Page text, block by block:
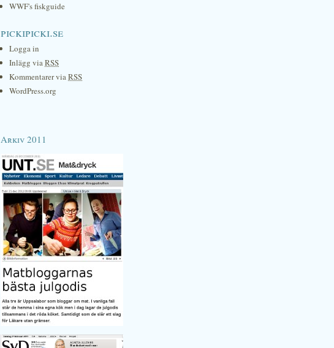
WWF's fiskguide
pickipicki.se
Logga in
Inlägg viaRSS
Kommentarer viaRSS
WordPress.org
Arkiv 2011